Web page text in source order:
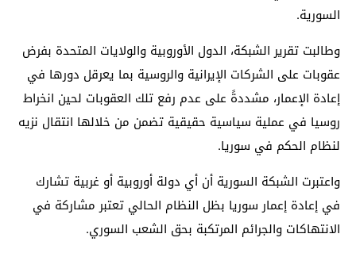
السورية.
وطالبت تقرير الشبكة، الدول الأوروبية والولايات المتحدة بفرض
عقوبات على الشركات الإيرانية والروسية بما يعرقل دورها في
إعادة الإعمار، مشددةً على عدم رفع تلك العقوبات لحين انخراط
روسيا في عملية سياسية حقيقية تضمن من خلالها انتقال نزيه
لنظام الحكم في سوريا.
واعتبرت الشبكة السورية أن أي دولة أوروبية أو غربية تشارك
في إعادة إعمار سوريا بظل النظام الحالي تعتبر مشاركة في
الانتهاكات والجرائم المرتكبة بحق الشعب السوري.